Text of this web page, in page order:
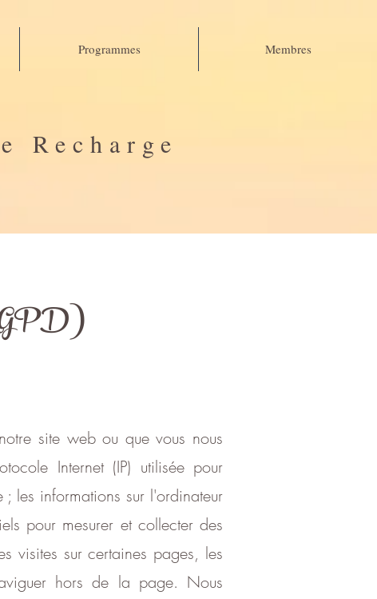
Programmes Membres
Recharge
site web ou que vous nous
Internet (IP) utilisée pour
les informations sur l'ordinateur
pour mesurer et collecter des
visites sur certaines pages, les
hors de la page. Nous